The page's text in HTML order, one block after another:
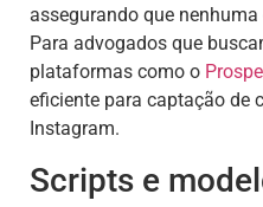
assegurando que
Para advogados que
plataformas como o
eficiente para captação de
Instagram.
Scripts e